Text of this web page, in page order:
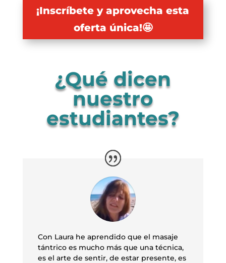
¡Inscríbete y aprovecha esta
oferta única!🤩
¿Qué dicen
nuestro
estudiantes?
Con Laura he aprendido que el masaje
tántrico es mucho más que una técnica,
es el arte de sentir, de estar presente, es